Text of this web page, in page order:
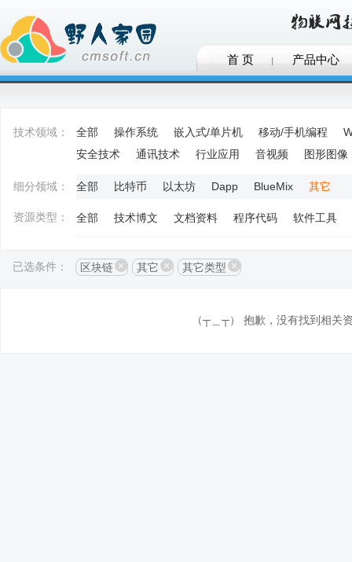
首 页 产品中心
技术领域： 全部 操作系统 嵌入式/单片机 移动/手机编程
安全技术
通讯技术 行业应用 音视频 图形图像
细分领域： 全部 比特币 以太坊 Dapp BlueMix 其它
资源类型： 全部 技术博文 文档资料 程序代码 软件工具
已选条件： 区块链 其它 其它类型
（┬＿┬） 抱歉，没有找到相关